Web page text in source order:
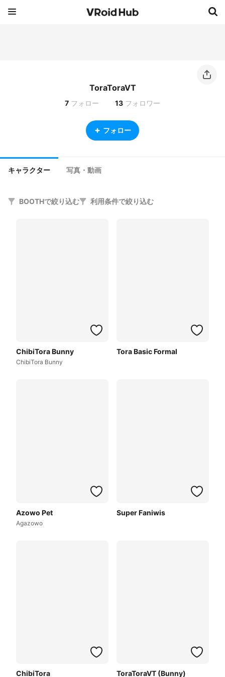
ToraToraVT
7 フォロー 13 フォロワー
フォロー
キャラクター 写真・動画
BOOTHで絞り込む 利用条件で絞り込む
ChibiTora Bunny
ChibiTora Bunny
Tora Basic Formal
Azowo Pet
Agazowo
Super Faniwis
ChibiTora ToraToraVT (Bunny)